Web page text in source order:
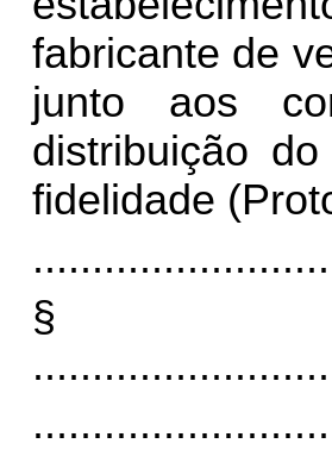
fabricante de
junto aos
distribuição
fidelidade